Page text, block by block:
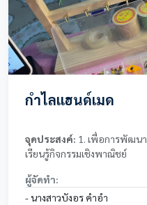
กำไลแฮนด์เมด
จุดประสงค์: 1. เพื่อการพัฒน
เรียนรู้กิจกรรมเชิงพาณิชย์
ผู้จัดทำ:
- นางสาวบังอร คำอำ